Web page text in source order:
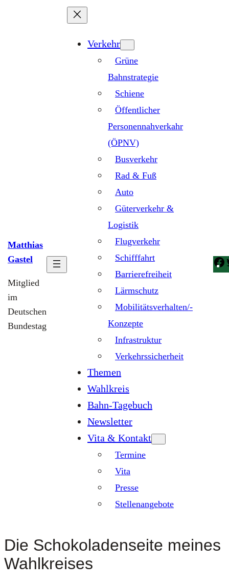
Matthias
Gastel
Mitglied
im
Deutschen
Bundestag
Verkehr
Grüne
Bahnstrategie
Schiene
Öffentlicher
Personennahverkahr
(ÖPNV)
Busverkehr
Rad & Fuß
Auto
Güterverkehr &
Logistik
Flugverkehr
Schifffahrt
Barrierefreiheit
Lärmschutz
Mobilitätsverhalten/-
Konzepte
Infrastruktur
Verkehrssicherheit
Themen
Wahlkreis
Bahn-Tagebuch
Newsletter
Vita & Kontakt
Termine
Vita
Presse
Stellenangebote
Die Schokoladenseite meines
Wahlkreises